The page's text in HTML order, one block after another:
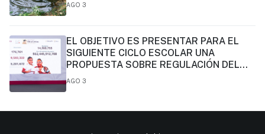
AGO 3
EL OBJETIVO ES PRESENTAR PARA EL
SIGUIENTE CICLO ESCOLAR UNA
PROPUESTA SOBRE REGULACIÓN DEL
USO DE PLATAFORMAS DIGITALES Y
SHEINBAUM
AGO 3